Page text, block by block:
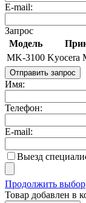
E-mail:
Запрос
Модель
MK-3100 Kyocera
Отправить запрос
Имя:
Телефон:
E-mail:
Выезд
Продолжить выбор
Товар добавлен в